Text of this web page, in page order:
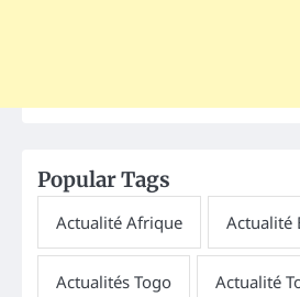
Popular Tags